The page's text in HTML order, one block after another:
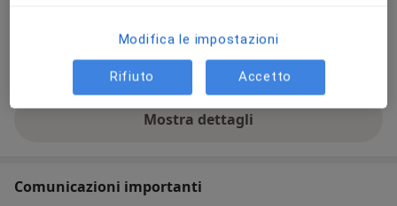
Pagamento online accettato
Risparmia tempo prima della visita.
Mostra dettagli
sull'esperienza
Comunicazioni importanti
Modifica le impostazioni
Rifiuto Accetto